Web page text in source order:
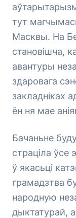
тут
Масквы. На
становішча,
авантуры
здаровага
закладніках
ён ня мае
Бачаньне
страціла ўсе
ў якасьці
грамадзтва
народную
дыктатурай,